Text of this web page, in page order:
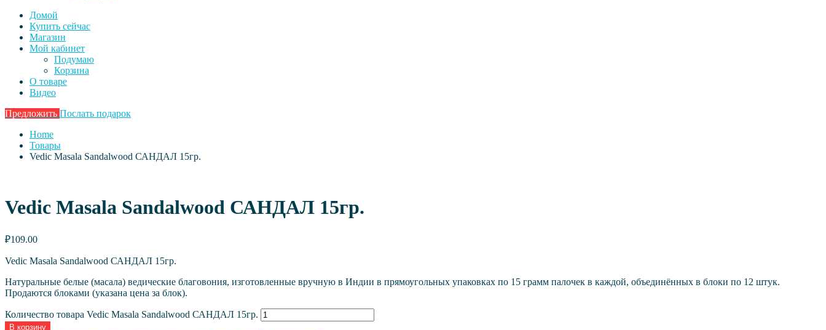
Домой
Купить сейчас
Магазин
Мой кабинет
Подумаю
Корзина
О товаре
Видео
Предложить Послать подарок
Home
Товары
Vedic Masala Sandalwood САНДАЛ 15гр.
Vedic Masala Sandalwood САНДАЛ 15гр.
₽109.00
Vedic Masala Sandalwood САНДАЛ 15гр.
Натуральные белые (масала) ведические благовония, изготовленные вручную в Индии в прямоугольных упаковках по 15 грамм палочек в каждой, объединённых в блоки по 12 штук.
Продаются блоками (указана цена за блок).
Количество товара Vedic Masala Sandalwood САНДАЛ 15гр.
В корзину